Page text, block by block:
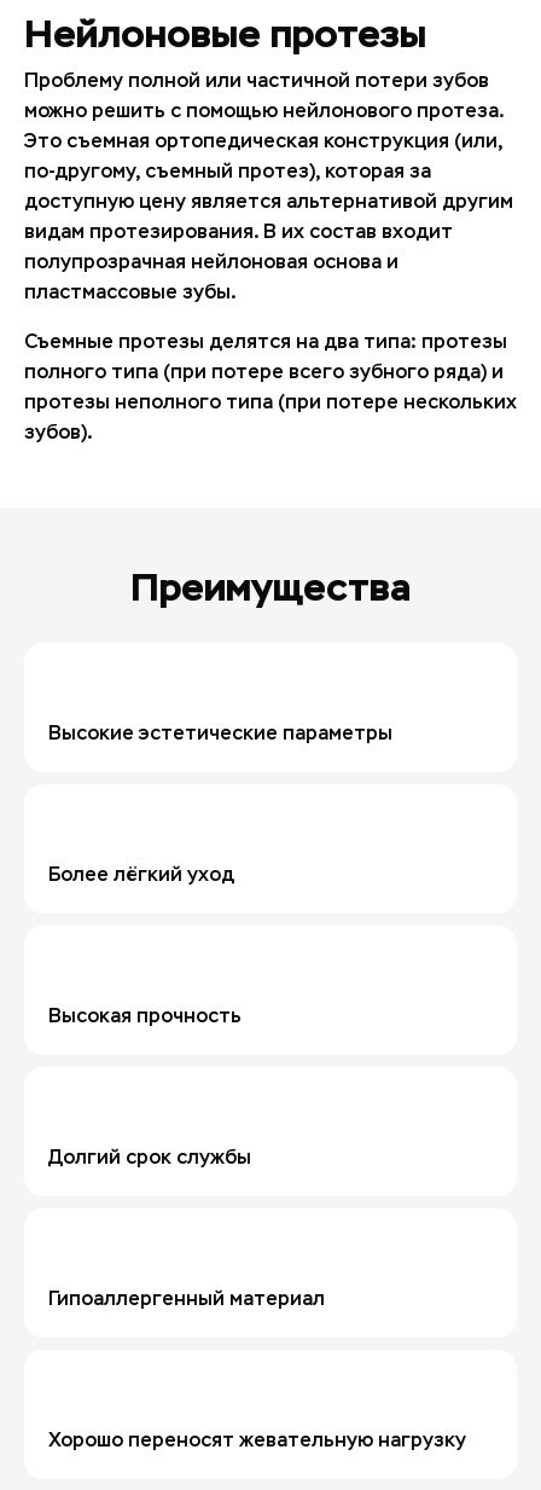
Нейлоновые протезы
Проблему полной или частичной потери зубов
можно решить с помощью нейлонового протеза.
Это съемная ортопедическая конструкция (или,
по-другому, съемный протез), которая за
доступную цену является альтернативой другим
видам протезирования. В их состав входит
полупрозрачная нейлоновая основа и
пластмассовые зубы.
Съемные протезы делятся на два типа: протезы
полного типа (при потере всего зубного ряда) и
протезы неполного типа (при потере нескольких
зубов).
Преимущества
Высокие эстетические параметры
Более лёгкий уход
Высокая прочность
Долгий срок службы
Гипоаллергенный материал
Хорошо переносят жевательную нагрузку